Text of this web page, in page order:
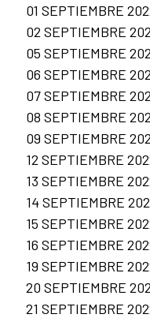
01 SEPTIEMBRE
02 SEPTIEMBRE
05 SEPTIEMBRE
06 SEPTIEMBRE
07 SEPTIEMBRE
08 SEPTIEMBRE
09 SEPTIEMBRE
12 SEPTIEMBRE
13 SEPTIEMBRE
14 SEPTIEMBRE
15 SEPTIEMBRE
16 SEPTIEMBRE
19 SEPTIEMBRE
20 SEPTIEMBRE
21 SEPTIEMBRE